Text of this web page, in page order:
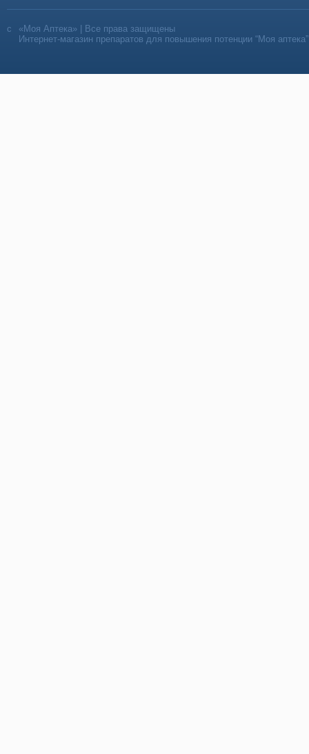
«Моя Аптека» | Все права защищены
Интернет-магазин препаратов для повышения потенции “Моя